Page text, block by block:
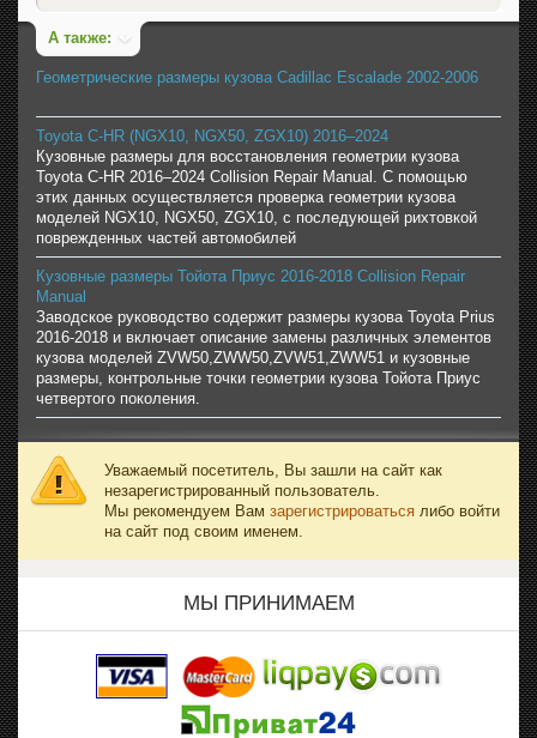
А также:
Геометрические размеры кузова Cadillac Escalade 2002-2006
Toyota C-HR (NGX10, NGX50, ZGX10) 2016–2024
Кузовные размеры для восстановления геометрии кузова
Toyota C-HR 2016–2024 Collision Repair Manual. С помощью
этих данных осуществляется проверка геометрии кузова
моделей NGX10, NGX50, ZGX10, с последующей рихтовкой
поврежденных частей автомобилей
Кузовные размеры Тойота Приус 2016-2018 Collision Repair
Manual
Заводское руководство содержит размеры кузова Toyota Prius
2016-2018 и включает описание замены различных элементов
кузова моделей ZVW50,ZWW50,ZVW51,ZWW51 и кузовные
размеры, контрольные точки геометрии кузова Тойота Приус
четвертого поколения.
Уважаемый посетитель, Вы зашли на сайт как
незарегистрированный пользователь.
Мы рекомендуем Вам зарегистрироваться либо войти
на сайт под своим именем.
МЫ ПРИНИМАЕМ